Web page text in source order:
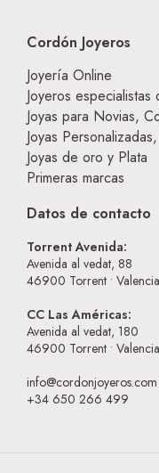
Cordón Joyeros
Joyería Online
Joyeros
Joyas para Novias,
Joyas
Joyas de oro y Plata
Primeras marcas
Datos de contacto
Torrent Avenida:
Avenida al vedat, 88
46900 Torrent • Valencia
CC Las Américas:
Avenida al vedat, 180
46900 Torrent • Valencia
info@cordonjoyeros.com
+34 650 266 499